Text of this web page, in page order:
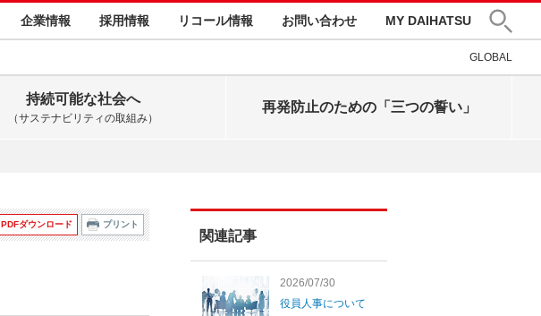
企業情報 採用情報 リコール情報 お問い合わせ MY DAIHATSU
GLOBAL
持続可能な社会へ
（サステナビリティの取組み）
再発防止のための「三つの誓い」
PDFダウンロード プリント
関連記事
2026/07/30
役員人事について